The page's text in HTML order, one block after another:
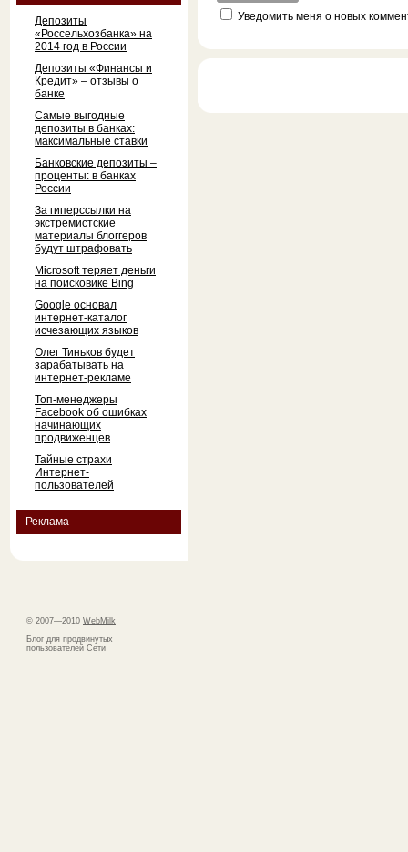
Депозиты
«Россельхозбанка» на
2014 год в России
Депозиты «Финансы и
Кредит» – отзывы о
банке
Самые выгодные
депозиты в банках:
максимальные ставки
Банковские депозиты –
проценты: в банках
России
За гиперссылки на
экстремистские
материалы блоггеров
будут штрафовать
Microsoft теряет деньги
на поисковике Bing
Google основал
интернет-каталог
исчезающих языков
Олег Тиньков будет
зарабатывать на
интернет-рекламе
Топ-менеджеры
Facebook об ошибках
начинающих
продвиженцев
Тайные страхи
Интернет-
пользователей
Реклама
© 2007—2010 WebMilk
Блог для продвинутых
пользователей Сети
Уведомить меня о новых